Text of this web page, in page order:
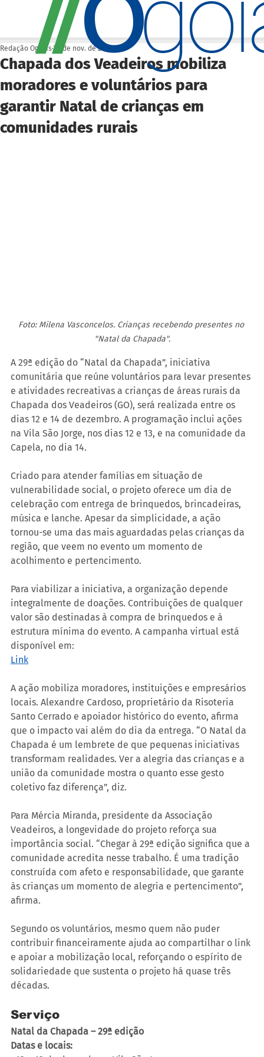
Chapada dos Veadeiros mobiliza
moradores e voluntários para
garantir Natal de crianças em
comunidades rurais
Redação Ogoiás 28 de nov. de 2025
Foto: Milena Vasconcelos. Crianças recebendo presentes no
"Natal da Chapada".
A 29ª edição do “Natal da Chapada”, iniciativa
comunitária que reúne voluntários para levar presentes
e atividades recreativas a crianças de áreas rurais da
Chapada dos Veadeiros (GO), será realizada entre os
dias 12 e 14 de dezembro. A programação inclui ações
na Vila São Jorge, nos dias 12 e 13, e na comunidade da
Capela, no dia 14.
Criado para atender famílias em situação de
vulnerabilidade social, o projeto oferece um dia de
celebração com entrega de brinquedos, brincadeiras,
música e lanche. Apesar da simplicidade, a ação
tornou-se uma das mais aguardadas pelas crianças da
região, que veem no evento um momento de
acolhimento e pertencimento.
Para viabilizar a iniciativa, a organização depende
integralmente de doações. Contribuições de qualquer
valor são destinadas à compra de brinquedos e à
estrutura mínima do evento. A campanha virtual está
disponível em:
Link
A ação mobiliza moradores, instituições e empresários
locais. Alexandre Cardoso, proprietário da Risoteria
Santo Cerrado e apoiador histórico do evento, afirma
que o impacto vai além do dia da entrega. “O Natal da
Chapada é um lembrete de que pequenas iniciativas
transformam realidades. Ver a alegria das crianças e a
união da comunidade mostra o quanto esse gesto
coletivo faz diferença”, diz.
Para Mércia Miranda, presidente da Associação
Veadeiros, a longevidade do projeto reforça sua
importância social. “Chegar à 29ª edição significa que a
comunidade acredita nesse trabalho. É uma tradição
construída com afeto e responsabilidade, que garante
às crianças um momento de alegria e pertencimento”,
afirma.
Segundo os voluntários, mesmo quem não puder
contribuir financeiramente ajuda ao compartilhar o link
e apoiar a mobilização local, reforçando o espírito de
solidariedade que sustenta o projeto há quase três
décadas.
Serviço
Natal da Chapada – 29ª edição
Datas e locais: